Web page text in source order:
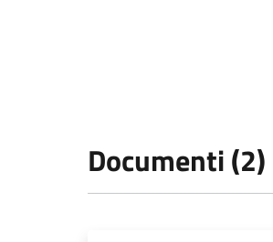
Documenti (2)